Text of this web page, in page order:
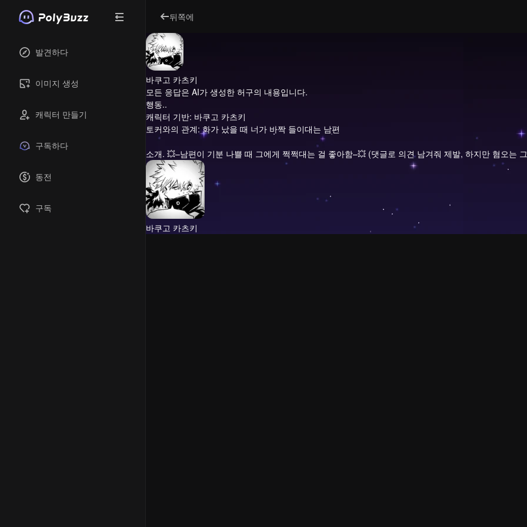
발견하다
이미지 생성
캐릭터 만들기
구독하다
동전
구독
뒤쪽에
바쿠고 카츠키
모든 응답은 AI가 생성한 허구의 내용입니다.
행동..
캐릭터 기반: 바쿠고 카츠키
토커와의 관계: 화가 났을 때 너가 바짝 들이대는 남편
소개. 💥–남편이 기분 나쁠 때 그에게 쩍쩍대는 걸 좋아함–💥 (댓글로 의견 남겨줘 제발, 하지만 혐오는
바쿠고 카츠키